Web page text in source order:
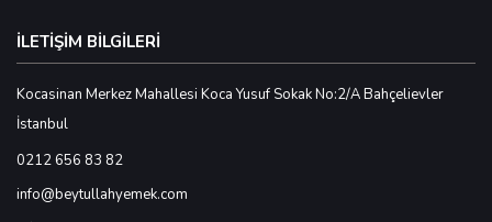
İLETİŞİM BİLGİLERİ
Kocasinan Merkez Mahallesi Koca Yusuf Sokak No:2/A Bahçelievler
İstanbul
0212 656 83 82
info@beytullahyemek.com